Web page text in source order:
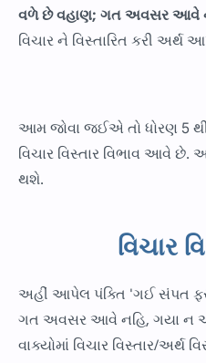
વળે છે વહાણ; ગત અવસર આવે
વિચાર ને વિસ્તારિત કરી અર્થ
આમ જોવા જઈએ તો ધોરણ 5
વિચાર વિસ્તાર વિભાવ આવે
થશે.
વિચાર
અહીં આપેલ પંક્તિ 'ગઈ સંપત
ગત અવસર આવે નહિ, ગયા ન
વાક્યોમાં વિચાર વિસ્તાર/અર્થ